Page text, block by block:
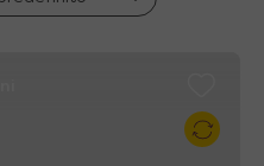
85).